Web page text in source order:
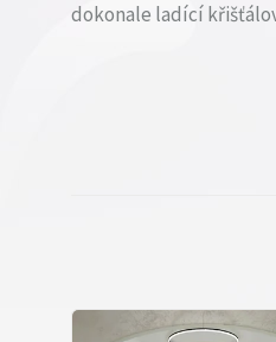
dokonale ladící